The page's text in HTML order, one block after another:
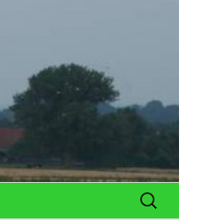
Suchen
nach: